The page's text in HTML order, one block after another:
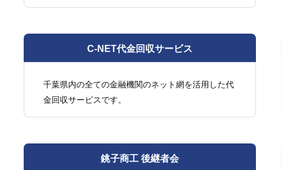
C-NET代金回収サービス
千葉県内の全ての金融機関のネット網を活用した代
金回収サービスです。
銚子商工 後継者会